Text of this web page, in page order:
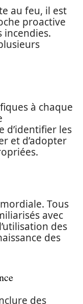
au feu, il est
proactive
incendies.
à chaque
d’identifier les
et d’adopter
Tous
avec
des
des
des